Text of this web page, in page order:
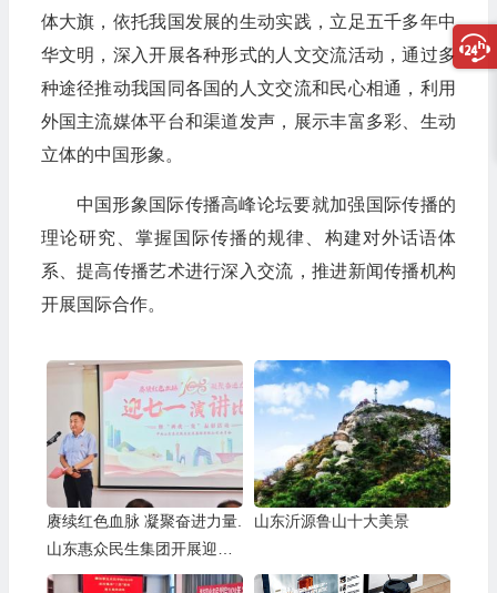
体大旗，依托我国发展的生动实践，立足五千多年中
华文明，深入开展各种形式的人文交流活动，通过多
种途径推动我国同各国的人文交流和民心相通，利用
外国主流媒体平台和渠道发声，展示丰富多彩、生动
立体的中国形象。
中国形象国际传播高峰论坛要就加强国际传播的
理论研究、掌握国际传播的规律、构建对外话语体
系、提高传播艺术进行深入交流，推进新闻传播机构
开展国际合作。
赓续红色血脉 凝聚奋进力量.
山东惠众民生集团开展迎七
一主题演讲比赛暨“两优一
山东沂源鲁山十大美景